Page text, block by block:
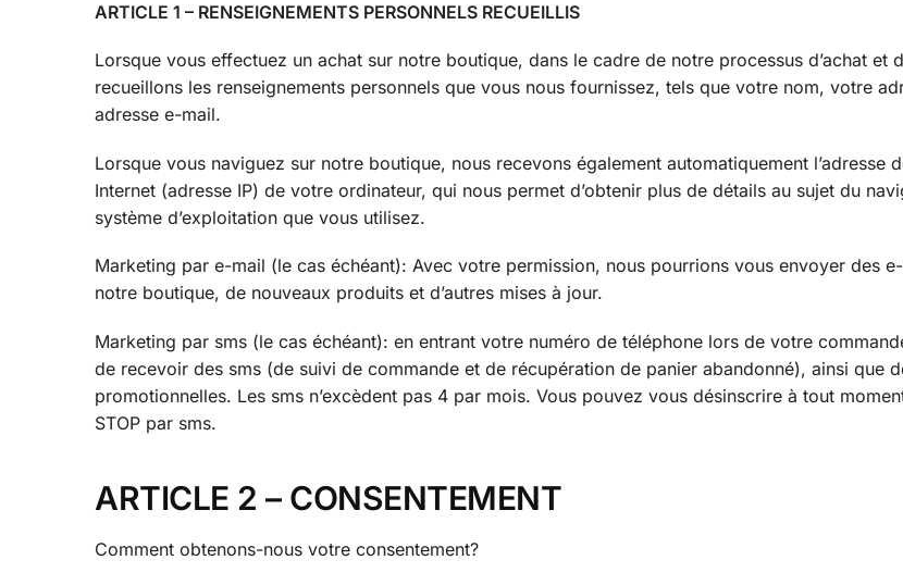
ARTICLE 1 – RENSEIGNEMENTS PERSONNELS RECUEILLIS
Lorsque vous effectuez un achat sur notre boutique, dans le cadre de notre processus d’achat et
recueillons les renseignements personnels que vous nous fournissez, tels que votre nom, votre
adresse e-mail.
Lorsque vous naviguez sur notre boutique, nous recevons également automatiquement l’adresse
Internet (adresse IP) de votre ordinateur, qui nous permet d’obtenir plus de détails au sujet du
système d’exploitation que vous utilisez.
Marketing par e-mail (le cas échéant): Avec votre permission, nous pourrions vous envoyer des
notre boutique, de nouveaux produits et d’autres mises à jour.
Marketing par sms (le cas échéant): en entrant votre numéro de téléphone lors de votre
de recevoir des sms (de suivi de commande et de récupération de panier abandonné), ainsi que
promotionnelles. Les sms n’excèdent pas 4 par mois. Vous pouvez vous désinscrire à tout
STOP par sms.
ARTICLE 2 – CONSENTEMENT
Comment obtenons-nous votre consentement?